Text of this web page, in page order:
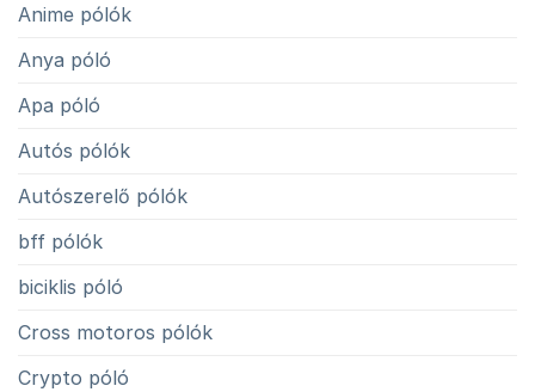
Anime pólók
Anya póló
Apa póló
Autós pólók
Autószerelő pólók
bff pólók
biciklis póló
Cross motoros pólók
Crypto póló